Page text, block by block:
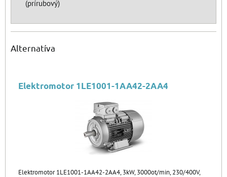
(prírubový)
Alternatíva
Elektromotor 1LE1001-1AA42-2AA4
Elektromotor 1LE1001-1AA42-2AA4, 3kW, 3000ot/min, 230/400V,